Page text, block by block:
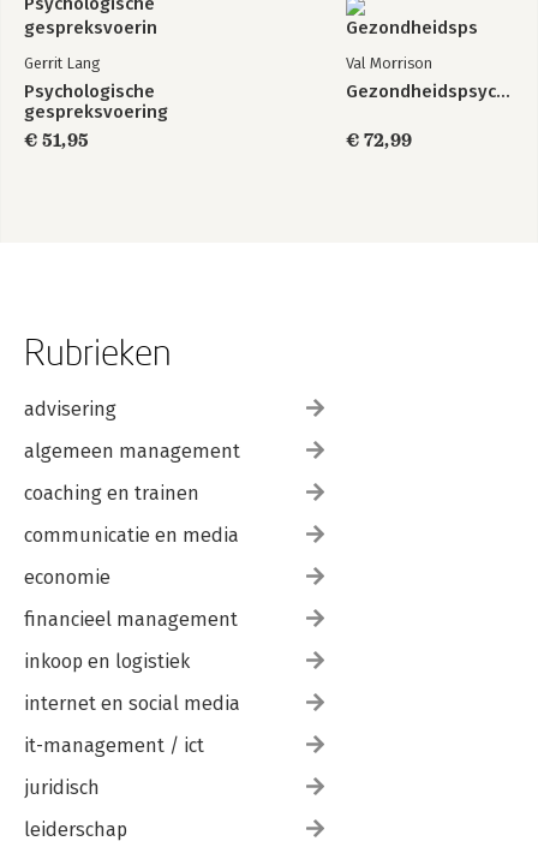
Gerrit Lang
Psychologische
gespreksvoering
€ 51,95
Val Morrison
Gezondheidspsychologie
€ 72,99
Rubrieken
advisering
algemeen management
coaching en trainen
communicatie en media
economie
financieel management
inkoop en logistiek
internet en social media
it-management / ict
juridisch
leiderschap